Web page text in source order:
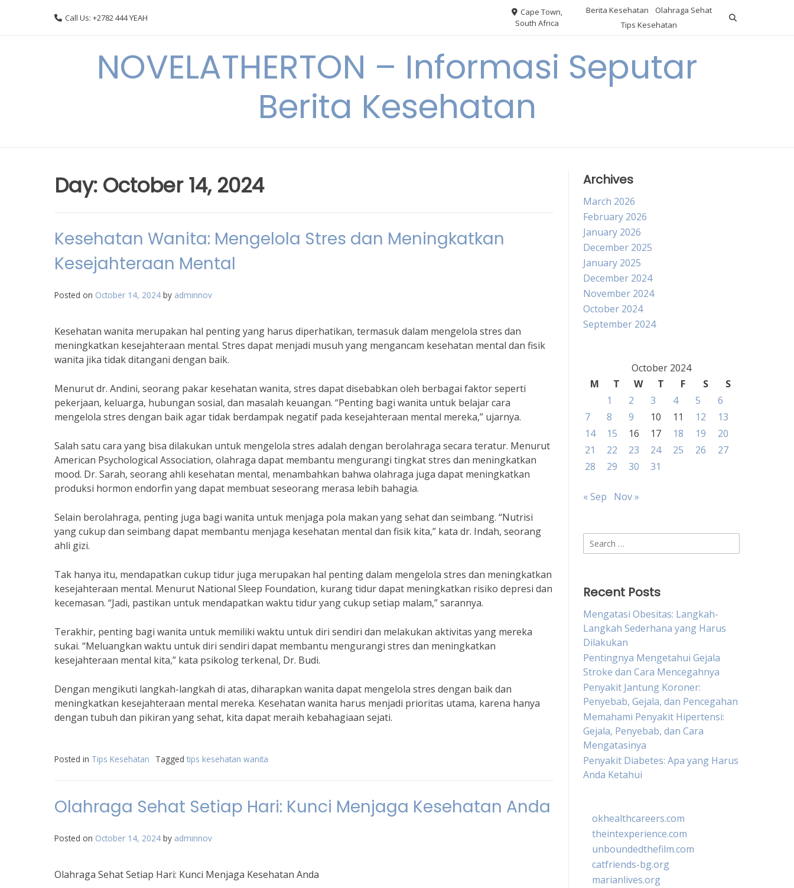
Call Us: +2782 444 YEAH
Cape Town,
South Africa
Berita Kesehatan
Olahraga Sehat
Tips Kesehatan
NOVELATHERTON – Informasi Seputar
Berita Kesehatan
Day: October 14, 2024
Kesehatan Wanita: Mengelola Stres dan Meningkatkan
Kesejahteraan Mental
Posted on October 14, 2024 by adminnov
Kesehatan wanita merupakan hal penting yang harus diperhatikan, termasuk dalam mengelola stres dan
meningkatkan kesejahteraan mental. Stres dapat menjadi musuh yang mengancam kesehatan mental dan fisik
wanita jika tidak ditangani dengan baik.
Menurut dr. Andini, seorang pakar kesehatan wanita, stres dapat disebabkan oleh berbagai faktor seperti
pekerjaan, keluarga, hubungan sosial, dan masalah keuangan. “Penting bagi wanita untuk belajar cara
mengelola stres dengan baik agar tidak berdampak negatif pada kesejahteraan mental mereka,” ujarnya.
Salah satu cara yang bisa dilakukan untuk mengelola stres adalah dengan berolahraga secara teratur. Menurut
American Psychological Association, olahraga dapat membantu mengurangi tingkat stres dan meningkatkan
mood. Dr. Sarah, seorang ahli kesehatan mental, menambahkan bahwa olahraga juga dapat meningkatkan
produksi hormon endorfin yang dapat membuat seseorang merasa lebih bahagia.
Selain berolahraga, penting juga bagi wanita untuk menjaga pola makan yang sehat dan seimbang. “Nutrisi
yang cukup dan seimbang dapat membantu menjaga kesehatan mental dan fisik kita,” kata dr. Indah, seorang
ahli gizi.
Tak hanya itu, mendapatkan cukup tidur juga merupakan hal penting dalam mengelola stres dan meningkatkan
kesejahteraan mental. Menurut National Sleep Foundation, kurang tidur dapat meningkatkan risiko depresi dan
kecemasan. “Jadi, pastikan untuk mendapatkan waktu tidur yang cukup setiap malam,” sarannya.
Terakhir, penting bagi wanita untuk memiliki waktu untuk diri sendiri dan melakukan aktivitas yang mereka
sukai. “Meluangkan waktu untuk diri sendiri dapat membantu mengurangi stres dan meningkatkan
kesejahteraan mental kita,” kata psikolog terkenal, Dr. Budi.
Dengan mengikuti langkah-langkah di atas, diharapkan wanita dapat mengelola stres dengan baik dan
meningkatkan kesejahteraan mental mereka. Kesehatan wanita harus menjadi prioritas utama, karena hanya
dengan tubuh dan pikiran yang sehat, kita dapat meraih kebahagiaan sejati.
Posted in Tips Kesehatan Tagged tips kesehatan wanita
Olahraga Sehat Setiap Hari: Kunci Menjaga Kesehatan Anda
Posted on October 14, 2024 by adminnov
Olahraga Sehat Setiap Hari: Kunci Menjaga Kesehatan Anda
Archives
March 2026
February 2026
January 2026
December 2025
January 2025
December 2024
November 2024
October 2024
September 2024
October 2024
M
T W T F S
S
1
2 3 4 5
6
7
8 9 10 11 12
13
14
15 16 17 18 19
20
21
22 23 24 25 26
27
28
29 30 31
« Sep Nov »
Search
for:
Recent Posts
Mengatasi Obesitas: Langkah-
Langkah Sederhana yang Harus
Dilakukan
Pentingnya Mengetahui Gejala
Stroke dan Cara Mencegahnya
Penyakit Jantung Koroner:
Penyebab, Gejala, dan Pencegahan
Memahami Penyakit Hipertensi:
Gejala, Penyebab, dan Cara
Mengatasinya
Penyakit Diabetes: Apa yang Harus
Anda Ketahui
okhealthcareers.com
theintexperience.com
unboundedthefilm.com
catfriends-bg.org
marianlives.org